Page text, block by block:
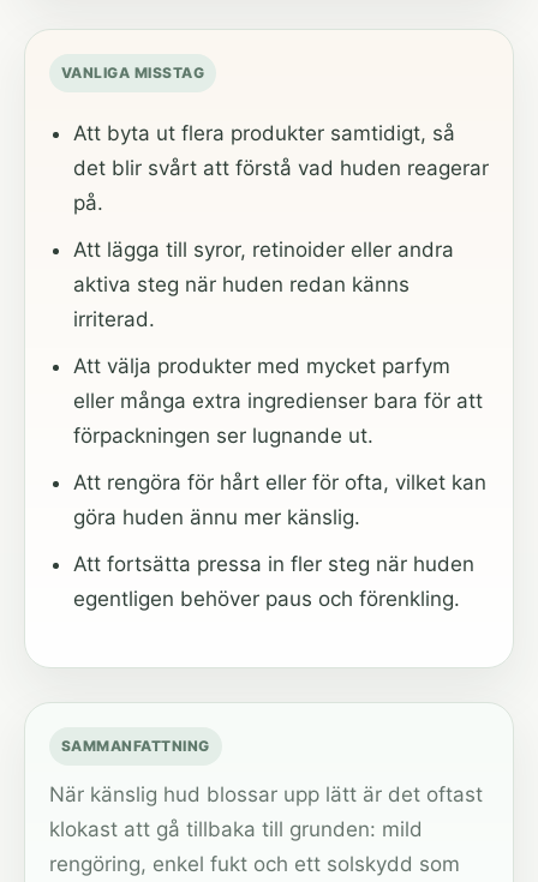
VANLIGA MISSTAG
Att byta ut flera produkter samtidigt, så
det blir svårt att förstå vad huden reagerar
på.
Att lägga till syror, retinoider eller andra
aktiva steg när huden redan känns
irriterad.
Att välja produkter med mycket parfym
eller många extra ingredienser bara för att
förpackningen ser lugnande ut.
Att rengöra för hårt eller för ofta, vilket kan
göra huden ännu mer känslig.
Att fortsätta pressa in fler steg när huden
egentligen behöver paus och förenkling.
SAMMANFATTNING
När känslig hud blossar upp lätt är det oftast
klokast att gå tillbaka till grunden: mild
rengöring, enkel fukt och ett solskydd som